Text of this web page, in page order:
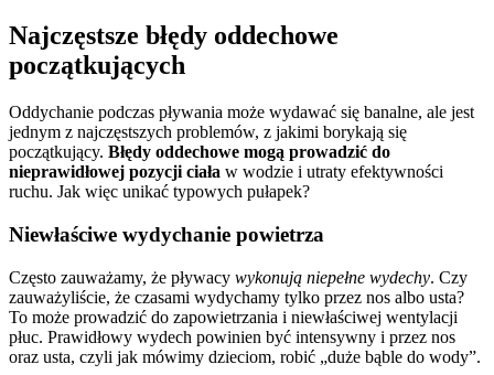
Najczęstsze błędy oddechowe
początkujących
Oddychanie podczas pływania może wydawać się banalne, ale jest
jednym z najczęstszych problemów, z jakimi borykają się
początkujący. Błędy oddechowe mogą prowadzić do
nieprawidłowej pozycji ciała w wodzie i utraty efektywności
ruchu. Jak więc unikać typowych pułapek?
Niewłaściwe wydychanie powietrza
Często zauważamy, że pływacy wykonują niepełne wydechy. Czy
zauważyliście, że czasami wydychamy tylko przez nos albo usta?
To może prowadzić do zapowietrzania i niewłaściwej wentylacji
płuc. Prawidłowy wydech powinien być intensywny i przez nos
oraz usta, czyli jak mówimy dzieciom, robić „duże bąble do wody”.